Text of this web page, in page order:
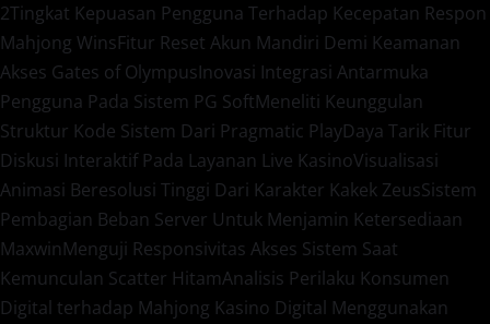
2Tingkat Kepuasan Pengguna Terhadap Kecepatan Respon
Mahjong WinsFitur Reset Akun Mandiri Demi Keamanan
Akses Gates of OlympusInovasi Integrasi Antarmuka
Pengguna Pada Sistem PG SoftMeneliti Keunggulan
Struktur Kode Sistem Dari Pragmatic PlayDaya Tarik Fitur
Diskusi Interaktif Pada Layanan Live KasinoVisualisasi
Animasi Beresolusi Tinggi Dari Karakter Kakek ZeusSistem
Pembagian Beban Server Untuk Menjamin Ketersediaan
MaxwinMenguji Responsivitas Akses Sistem Saat
Kemunculan Scatter HitamAnalisis Perilaku Konsumen
Digital terhadap Mahjong Kasino Digital Menggunakan